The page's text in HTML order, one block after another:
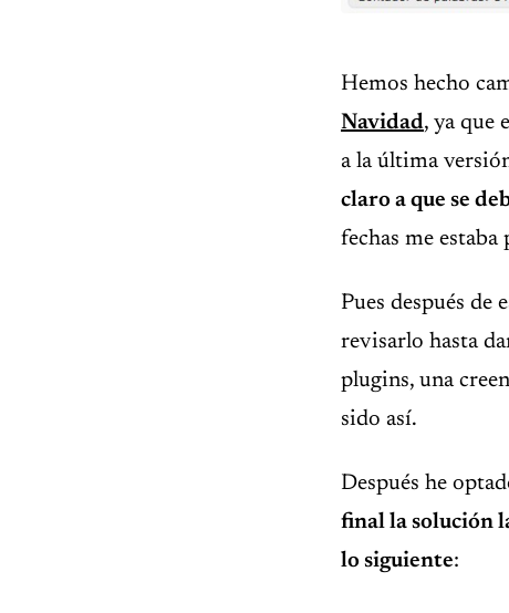
Hemos hecho
Navidad, ya que
a la última
claro a que se
fechas me
Pues después de
revisarlo hasta
plugins, una
sido así.
Después he
final la solución
lo siguiente: